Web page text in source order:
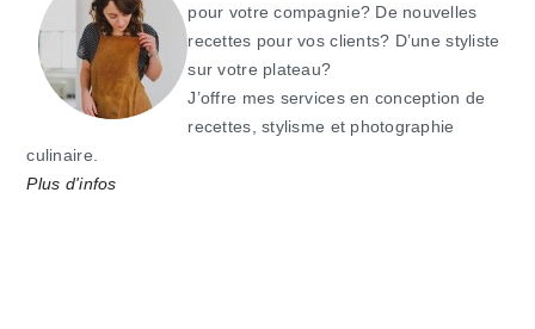
pour votre compagnie? De nouvelles
recettes pour vos clients? D’une styliste
sur votre plateau?
J’offre mes services en conception de
recettes, stylisme et photographie
culinaire.
Plus d'infos